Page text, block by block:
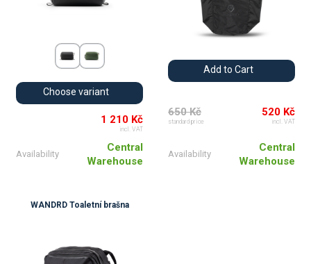
Choose variant
1 210 Kč
incl. VAT
Availability
Central
Warehouse
Add to Cart
650 Kč
standard price
520 Kč
incl. VAT
Availability
Central
Warehouse
WANDRD Toaletní brašna